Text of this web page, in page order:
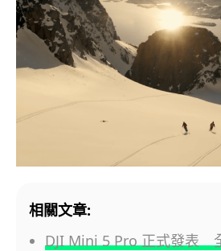
相關文章:
DJI Mini 5 Pro 正式發表